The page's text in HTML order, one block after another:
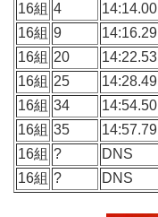
16組 4 14:14.00
16組 9 14:16.29
16組 20 14:22.53
16組 25 14:28.49
16組 34 14:54.50
16組 35 14:57.79
16組 ? DNS
16組 ? DNS